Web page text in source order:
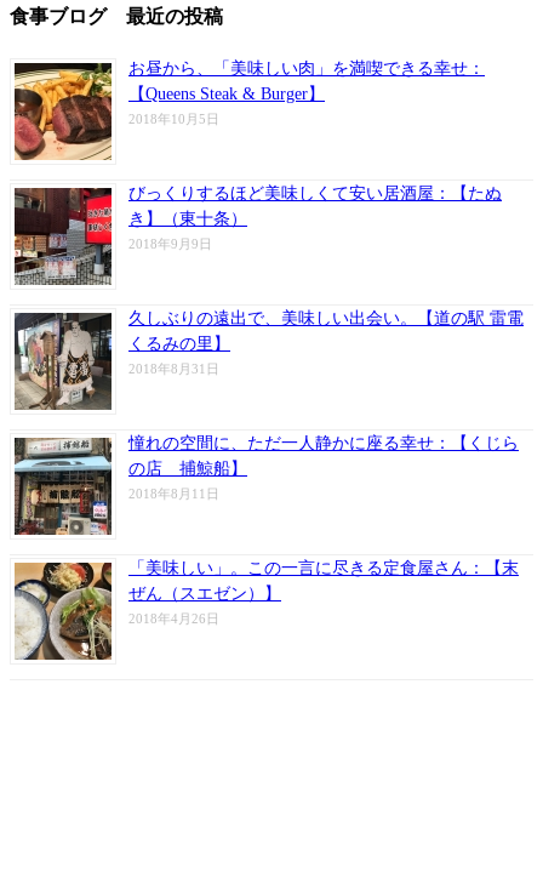
食事ブログ 最近の投稿
お昼から、「美味しい肉」を満喫できる幸せ：
【Queens Steak & Burger】
2018年10月5日
びっくりするほど美味しくて安い居酒屋：【たぬ
き】（東十条）
2018年9月9日
久しぶりの遠出で、美味しい出会い。【道の駅 雷電
くるみの里】
2018年8月31日
憧れの空間に、ただ一人静かに座る幸せ：【くじら
の店 捕鯨船】
2018年8月11日
「美味しい」。この一言に尽きる定食屋さん：【末
ぜん（スエゼン）】
2018年4月26日